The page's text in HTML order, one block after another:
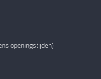
openingstijden)